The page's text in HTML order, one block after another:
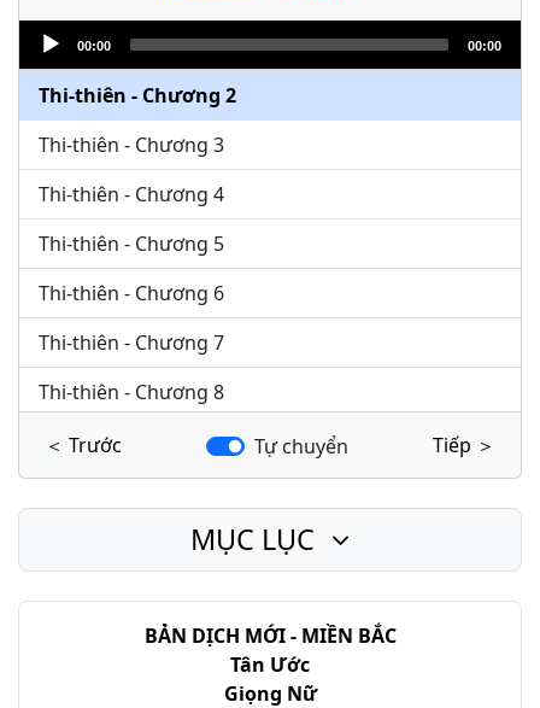
Audio
Player
00:00 00:00
Thi-thiên - Chương 1
Thi-thiên - Chương 2
Thi-thiên - Chương 3
Thi-thiên - Chương 4
Thi-thiên - Chương 5
Thi-thiên - Chương 6
Thi-thiên - Chương 7
Thi-thiên - Chương 8
Thi-thiên - Chương 9
Thi-thiên - Chương 11
Thi-thiên - Chương 13
Thi-thiên - Chương 14
＜ Trước Tự chuyển Tiếp ＞
BẢN DỊCH MỚI - MIỀN BẮC
Tân Ước
Giọng Nữ
MỤC LỤC